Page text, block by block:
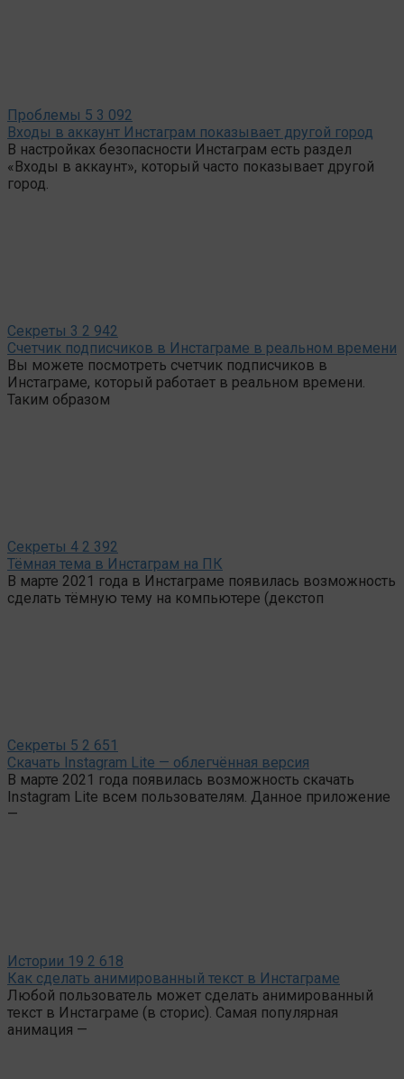
Проблемы 5 3 092
Входы в аккаунт Инстаграм показывает другой город
В настройках безопасности Инстаграм есть раздел
«Входы в аккаунт», который часто показывает другой
город.
Секреты 3 2 942
Счетчик подписчиков в Инстаграме в реальном времени
Вы можете посмотреть счетчик подписчиков в
Инстаграме, который работает в реальном времени.
Таким образом
Секреты 4 2 392
Тёмная тема в Инстаграм на ПК
В марте 2021 года в Инстаграме появилась возможность
сделать тёмную тему на компьютере (декстоп
Секреты 5 2 651
Скачать Instagram Lite — облегчённая версия
В марте 2021 года появилась возможность скачать
Instagram Lite всем пользователям. Данное приложение
—
Истории 19 2 618
Как сделать анимированный текст в Инстаграме
Любой пользователь может сделать анимированный
текст в Инстаграме (в сторис). Самая популярная
анимация —